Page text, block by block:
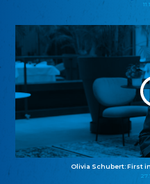
Olivia Schubert: First